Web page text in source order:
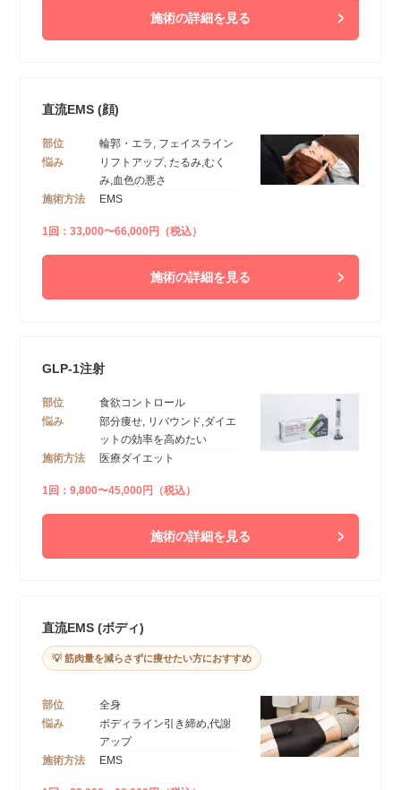
施術の詳細を見る
直流EMS (顔)
部位
輪郭・エラ, フェイスライン
悩み
リフトアップ, たるみ,むく
み,血色の悪さ
施術方法
EMS
1回：33,000〜66,000円（税込）
施術の詳細を見る
GLP-1注射
部位
食欲コントロール
悩み
部分痩せ, リバウンド,ダイエ
ットの効率を高めたい
施術方法
医療ダイエット
1回：9,800〜45,000円（税込）
施術の詳細を見る
直流EMS (ボディ)
💡 筋肉量を減らさずに痩せたい方におすすめ
部位
全身
悩み
ボディライン引き締め,代謝
アップ
施術方法
EMS